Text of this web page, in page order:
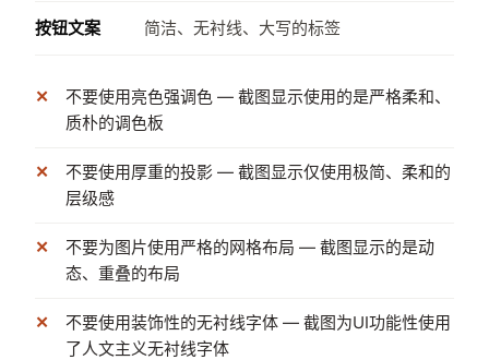
按钮文案 简洁、无衬线、大写的标签
不要使用亮色强调色 — 截图显示使用的是严格柔和、
质朴的调色板
不要使用厚重的投影 — 截图显示仅使用极简、柔和的
层级感
不要为图片使用严格的网格布局 — 截图显示的是动
态、重叠的布局
不要使用装饰性的无衬线字体 — 截图为UI功能性使用
了人文主义无衬线字体